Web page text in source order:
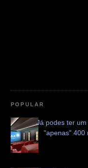
POPULAR
Já podes ter
"apenas" 400